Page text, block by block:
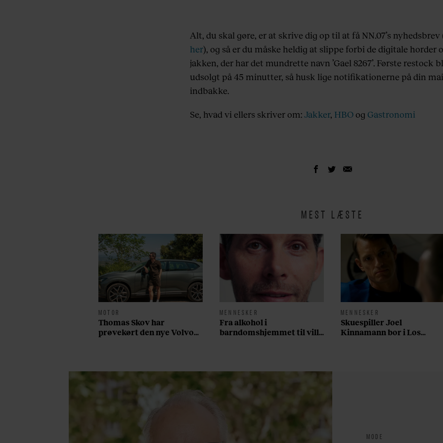
Alt, du skal gøre, er at skrive dig op til at få NN.07’s nyhedsbrev
her), og så er du måske heldig at slippe forbi de digitale horder
jakken, der har det mundrette navn ’Gael 8267’. Første restock
udsolgt på 45 minutter, så husk lige notifikationerne på din
indbakke.
Se, hvad vi ellers skriver om:Jakker, HBO og Gastronomi
MEST LÆSTE
MOTOR
Thomas Skov har
prøvekørt den nye Volvo
MENNESKER
Fra alkohol i
barndomshjemmet til villa
MENNESKER
Skuespiller Joel
Kinnamann bor i Los
MODE